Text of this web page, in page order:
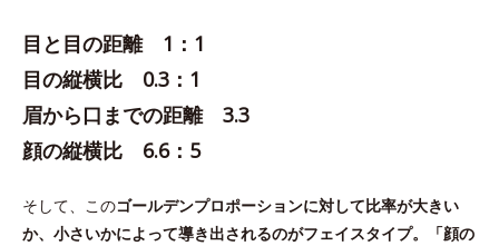
目と目の距離 1：1
目の縦横比 0.3：1
眉から口までの距離 3.3
顔の縦横比 6.6：5
そして、このゴールデンプロポーションに対して比率が大きい
か、小さいかによって導き出されるのがフェイスタイプ。「顔の